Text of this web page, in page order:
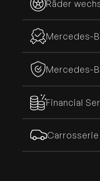
Räder
Mercedes-
Mercedes-
Financial